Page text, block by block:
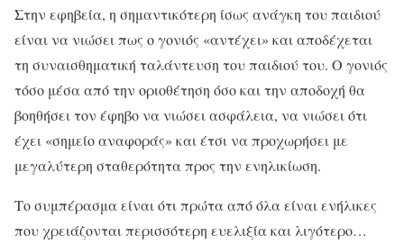
Στην εφηβεία, η σημαντικότερη ίσως ανάγκη του παιδιού
είναι να νιώσει πως ο γονιός «αντέχει» και αποδέχεται
τη συναισθηματική ταλάντευση του παιδιού του. Ο γονιός
τόσο μέσα από την οριοθέτηση όσο και την αποδοχή θα
βοηθήσει τον έφηβο να νιώσει ασφάλεια, να νιώσει ότι
έχει «σημείο αναφοράς» και έτσι να προχωρήσει με
μεγαλύτερη σταθερότητα προς την ενηλικίωση.
Το συμπέρασμα είναι ότι πρώτα από όλα είναι ενήλικες
που χρειάζονται περισσότερη ευελιξία και λιγότερο…